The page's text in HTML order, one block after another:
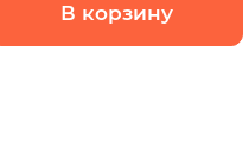
В корзину